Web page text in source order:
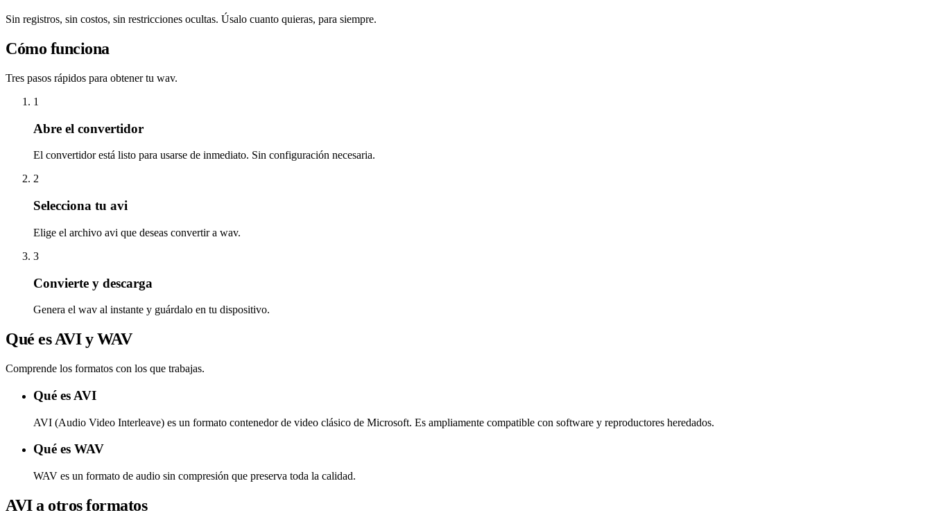
Sin registros, sin costos, sin restricciones ocultas. Úsalo cuanto quieras, para siempre.
Cómo funciona
Tres pasos rápidos para obtener tu wav.
1
Abre el convertidor
El convertidor está listo para usarse de inmediato. Sin configuración necesaria.
2
Selecciona tu avi
Elige el archivo avi que deseas convertir a wav.
3
Convierte y descarga
Genera el wav al instante y guárdalo en tu dispositivo.
Qué es AVI y WAV
Comprende los formatos con los que trabajas.
Qué es AVI
AVI (Audio Video Interleave) es un formato contenedor de video clásico de Microsoft. Es ampliamente compatible con software y reproductores heredados.
Qué es WAV
WAV es un formato de audio sin compresión que preserva toda la calidad.
AVI a otros formatos